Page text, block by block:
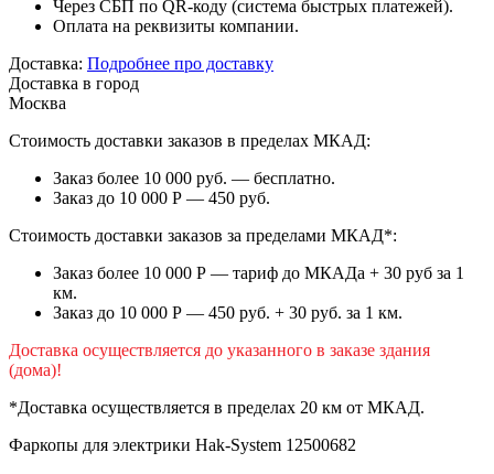
Через СБП по QR-коду (система быстрых платежей).
Оплата на реквизиты компании.
Доставка: Подробнее про доставку
Доставка в город
Москва
Стоимость доставки заказов в пределах МКАД:
Заказ более 10 000 руб. — бесплатно.
Заказ до 10 000 Р — 450 руб.
Стоимость доставки заказов за пределами МКАД*:
Заказ более 10 000 Р — тариф до МКАДа + 30 руб за 1
км.
Заказ до 10 000 Р — 450 руб. + 30 руб. за 1 км.
Доставка осуществляется до указанного в заказе здания
(дома)!
*Доставка осуществляется в пределах 20 км от МКАД.
Фаркопы для электрики Hak-System 12500682